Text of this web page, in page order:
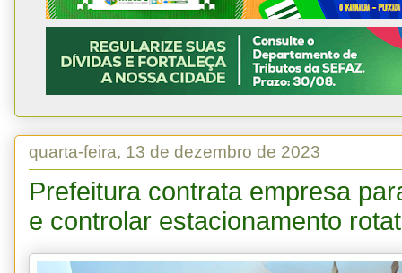
quarta-feira, 13 de dezembro de 2023
Prefeitura contrata empresa
e controlar estacionamento